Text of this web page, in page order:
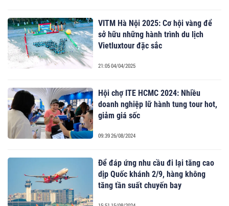
VITM Hà Nội 2025: Cơ hội vàng để
sở hữu những hành trình du lịch
Vietluxtour đặc sắc
21:05 04/04/2025
Hội chợ ITE HCMC 2024: Nhiều
doanh nghiệp lữ hành tung tour hot,
giảm giá sốc
09:39 26/08/2024
Để đáp ứng nhu cầu đi lại tăng cao
dịp Quốc khánh 2/9, hàng không
tăng tần suất chuyến bay